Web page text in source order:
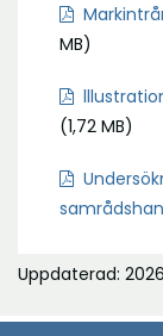
MB)
(1,72 MB)
Uppdaterad: